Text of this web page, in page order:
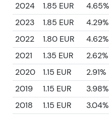
2024
1.85 EUR
4.65%
2023
1.85 EUR
4.29%
2022
1.80 EUR
4.62%
2021
1.35 EUR
2.62%
2020
1.15 EUR
2.91%
2019
1.15 EUR
3.98%
2018
1.15 EUR
3.04%